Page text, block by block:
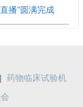
播”圆满完成
| 药物临床试验机